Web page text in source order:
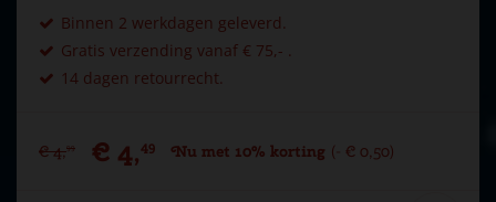
Binnen 2 werkdagen geleverd.
Gratis verzending vanaf € 75,- .
14 dagen retourrecht.
€ 4,99 € 4,49 Nu met 10% korting € 0,50